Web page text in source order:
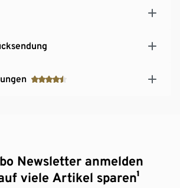
Newsletter anmelden
viele Artikel sparen¹